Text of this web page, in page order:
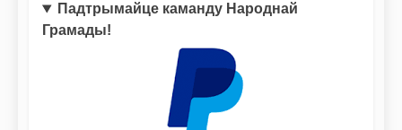
Падтрымайце каманду Народнай
Грамады!